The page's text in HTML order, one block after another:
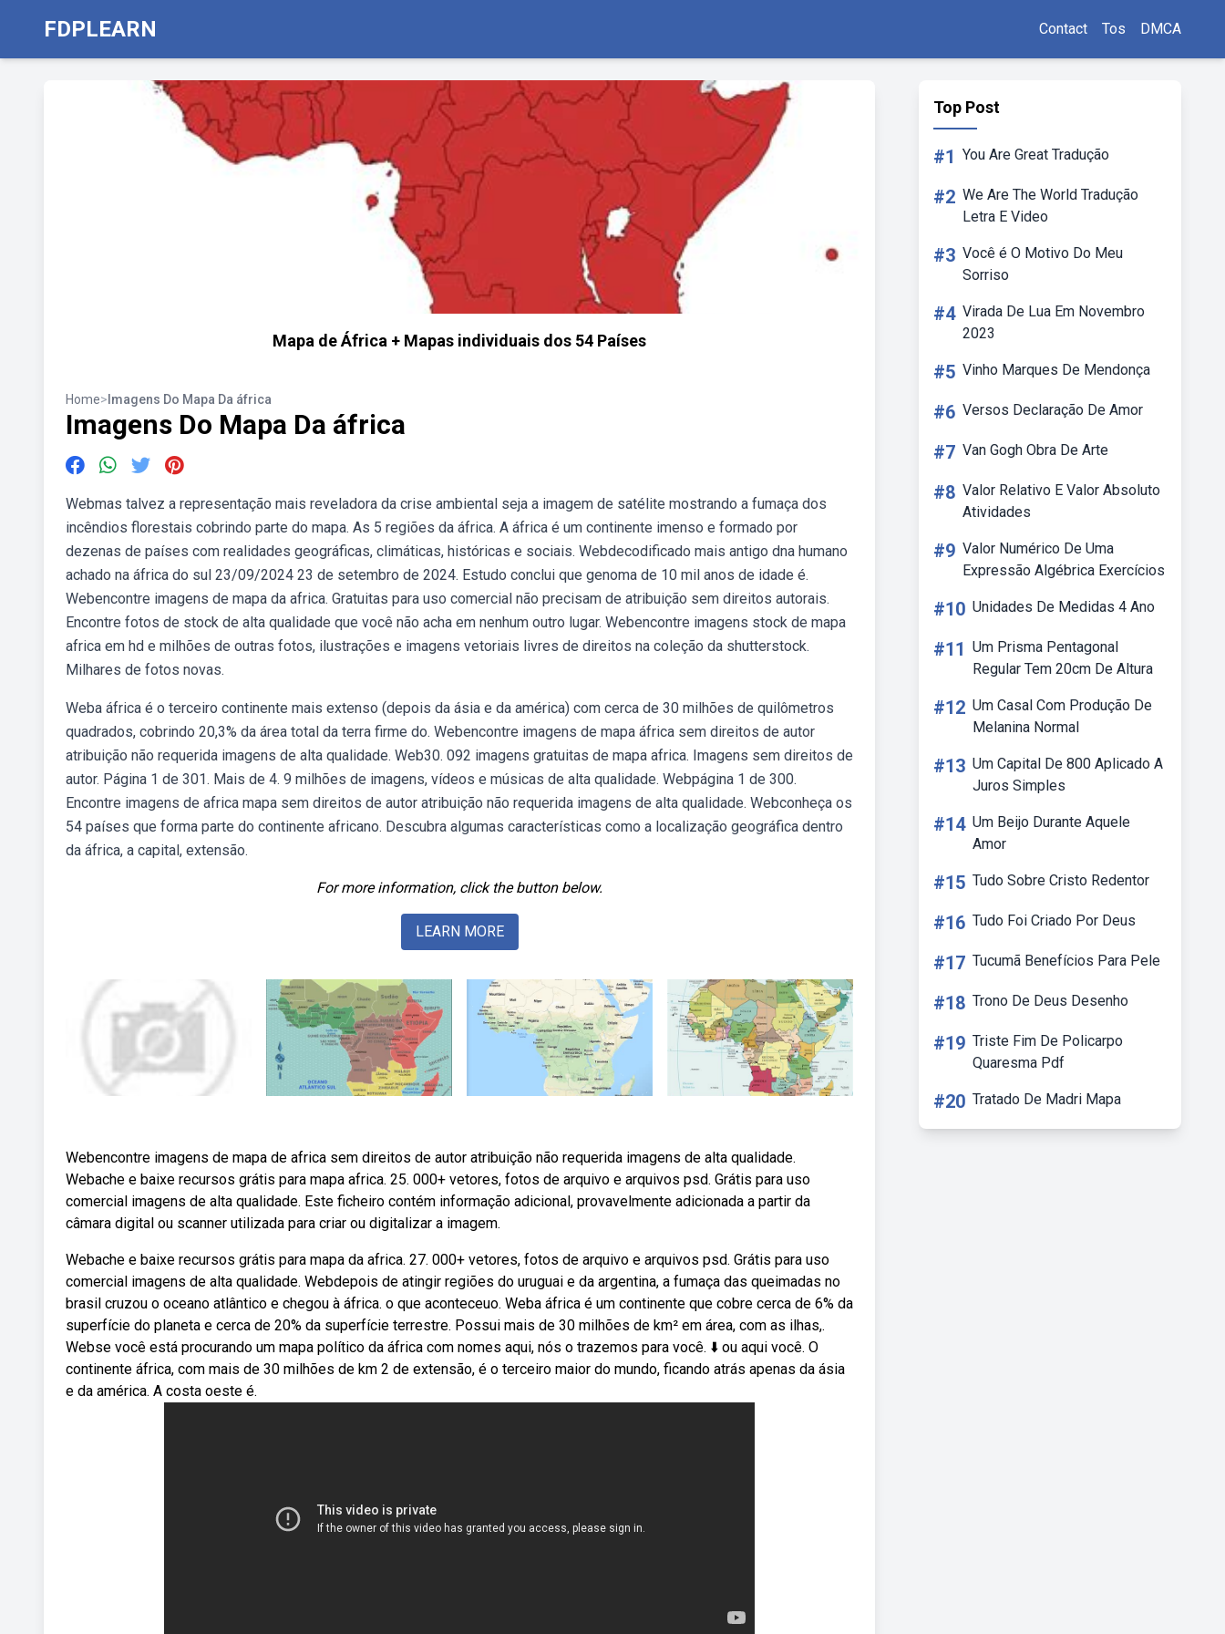
FDPLEARN Contact Tos DMCA
Mapa de África + Mapas individuais dos 54 Países
Home> Imagens Do Mapa Da áfrica
Imagens Do Mapa Da áfrica
Webmas talvez a representação mais reveladora da crise ambiental seja a imagem de satélite mostrando a fumaça dos
incêndios florestais cobrindo parte do mapa. As 5 regiões da áfrica. A áfrica é um continente imenso e formado por
dezenas de países com realidades geográficas, climáticas, históricas e sociais. Webdecodificado mais antigo dna humano
achado na áfrica do sul 23/09/2024 23 de setembro de 2024. Estudo conclui que genoma de 10 mil anos de idade é.
Webencontre imagens de mapa da africa. Gratuitas para uso comercial não precisam de atribuição sem direitos autorais.
Encontre fotos de stock de alta qualidade que você não acha em nenhum outro lugar. Webencontre imagens stock de mapa
africa em hd e milhões de outras fotos, ilustrações e imagens vetoriais livres de direitos na coleção da shutterstock.
Milhares de fotos novas.
Weba áfrica é o terceiro continente mais extenso (depois da ásia e da américa) com cerca de 30 milhões de quilômetros
quadrados, cobrindo 20,3% da área total da terra firme do. Webencontre imagens de mapa áfrica sem direitos de autor
atribuição não requerida imagens de alta qualidade. Web30. 092 imagens gratuitas de mapa africa. Imagens sem direitos de
autor. Página 1 de 301. Mais de 4. 9 milhões de imagens, vídeos e músicas de alta qualidade. Webpágina 1 de 300.
Encontre imagens de africa mapa sem direitos de autor atribuição não requerida imagens de alta qualidade. Webconheça os
54 países que forma parte do continente africano. Descubra algumas características como a localização geográfica dentro
da áfrica, a capital, extensão.
For more information, click the button below.
LEARN MORE
Webencontre imagens de mapa de africa sem direitos de autor atribuição não requerida imagens de alta qualidade.
Webache e baixe recursos grátis para mapa africa. 25. 000+ vetores, fotos de arquivo e arquivos psd. Grátis para uso
comercial imagens de alta qualidade. Este ficheiro contém informação adicional, provavelmente adicionada a partir da
câmara digital ou scanner utilizada para criar ou digitalizar a imagem.
Webache e baixe recursos grátis para mapa da africa. 27. 000+ vetores, fotos de arquivo e arquivos psd. Grátis para uso
comercial imagens de alta qualidade. Webdepois de atingir regiões do uruguai e da argentina, a fumaça das queimadas no
brasil cruzou o oceano atlântico e chegou à áfrica. o que aconteceuo. Weba áfrica é um continente que cobre cerca de 6% da
superfície do planeta e cerca de 20% da superfície terrestre. Possui mais de 30 milhões de km² em área, com as ilhas,.
Webse você está procurando um mapa político da áfrica com nomes aqui, nós o trazemos para você. ⬇️ ou aqui você. O
continente áfrica, com mais de 30 milhões de km 2 de extensão, é o terceiro maior do mundo, ficando atrás apenas da ásia
e da américa. A costa oeste é.
Top Post
#1 You Are Great Tradução
#2 We Are The World Tradução
Letra E Video
#3 Você é O Motivo Do Meu
Sorriso
#4 Virada De Lua Em Novembro
2023
#5 Vinho Marques De Mendonça
#6 Versos Declaração De Amor
#7 Van Gogh Obra De Arte
#8 Valor Relativo E Valor Absoluto
Atividades
#9 Valor Numérico De Uma
Expressão Algébrica Exercícios
#10 Unidades De Medidas 4 Ano
#11 Um Prisma Pentagonal
Regular Tem 20cm De Altura
#12 Um Casal Com Produção De
Melanina Normal
#13 Um Capital De 800 Aplicado A
Juros Simples
#14 Um Beijo Durante Aquele
Amor
#15 Tudo Sobre Cristo Redentor
#16 Tudo Foi Criado Por Deus
#17 Tucumã Benefícios Para Pele
#18 Trono De Deus Desenho
#19 Triste Fim De Policarpo
Quaresma Pdf
#20 Tratado De Madri Mapa